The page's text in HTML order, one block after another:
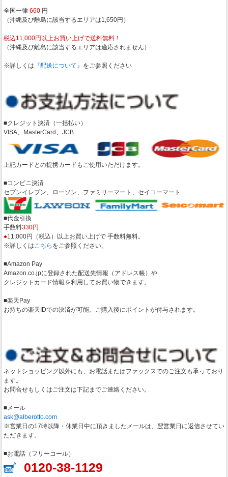
全国一律 660 円
（沖縄及び離島に該当するエリアは1,650円）
税込11,000円以上お買い上げで送料無料！
（沖縄及び離島に該当するエリアは適応されません）
※詳しくは 『配送について』 をご参照ください
■クレジット決済（一括払い）
VISA、MasterCard、JCB
上記カードとの提携カードもご使用いただけます。
■コンビニ決済
セブンイレブン、ローソン、ファミリーマート、セイコーマート
■代金引換
手数料330円
●11,000円（税込）以上お買い上げで 手数料無料。
※詳しくはこちら をご参照ください。
■Amazon Pay
Amazon.co.jpに登録された配送先情報（アドレス帳）や
クレジットカード情報を利用してお買い物できます。
■楽天Pay
お持ちの楽天IDでの決済が可能。ご購入後にポイントが付与されます。
ネットショッピング以外にも、お電話またはファックスでのご注文も承っており
ます。
お問合せもしくはご注文は下記までご連絡ください。
■メール
ask@alberotto.com
※営業日の17時以降・休業日中に頂きましたメールは、翌営業日に返信させてい
ただきます。
■お電話（フリーコール）
0120-38-1129